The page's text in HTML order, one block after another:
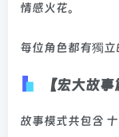
情感火花。
每位角色都有獨立
【宏大故
故事模式共包含